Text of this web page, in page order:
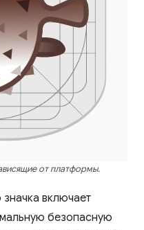
от платформы.
включает
безопасную